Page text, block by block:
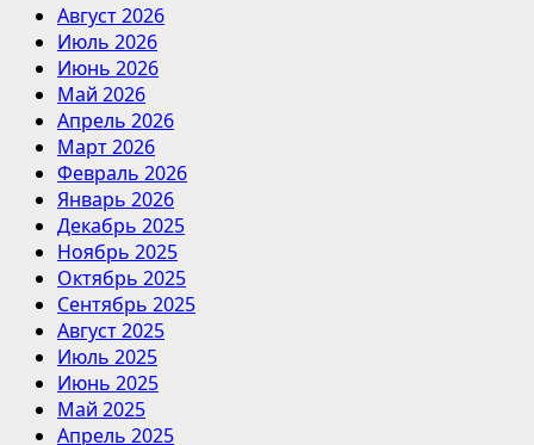
Август 2026
Июль 2026
Июнь 2026
Май 2026
Апрель 2026
Март 2026
Февраль 2026
Январь 2026
Декабрь 2025
Ноябрь 2025
Октябрь 2025
Сентябрь 2025
Август 2025
Июль 2025
Июнь 2025
Май 2025
Апрель 2025